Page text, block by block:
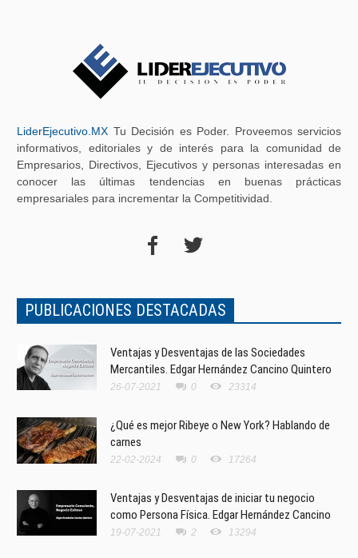
LiderEjecutivo.MX Tu Decisión es Poder. Proveemos servicios
informativos, editoriales y de interés para la comunidad de
Empresarios, Directivos, Ejecutivos y personas interesadas en
conocer las últimas tendencias en buenas prácticas
empresariales para incrementar la Competitividad.
PUBLICACIONES DESTACADAS
Ventajas y Desventajas de las Sociedades
Mercantiles. Edgar Hernández Cancino Quintero
26-07-2021 0 23314
¿Qué es mejor Ribeye o New York? Hablando de
carnes
22-02-2024 0 17264
Ventajas y Desventajas de iniciar tu negocio
como Persona Física. Edgar Hernández Cancino
19-07-2021 2 13294